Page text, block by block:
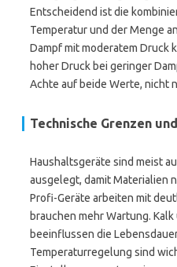
Entscheidend ist die
Temperatur und der Menge
Dampf mit moderatem Druck
hoher Druck bei geringer
Achte auf beide Werte, nicht
Technische Grenzen
Haushaltsgeräte sind meist
ausgelegt, damit Materialien
Profi-Geräte arbeiten mit
brauchen mehr Wartung.
beeinflussen die
Temperaturregelung sind